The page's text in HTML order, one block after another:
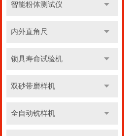
智能粉体测试仪
内外直角尺
锁具寿命试验机
双砂带磨样机
全自动铣样机